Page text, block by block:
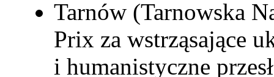
Tarnów (Tarnowska
Prix za wstrząsające
i humanistyczne